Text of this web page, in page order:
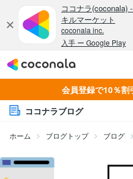
会員登録で10％割
ココナラブログ
ホーム ブログトップ ブログ